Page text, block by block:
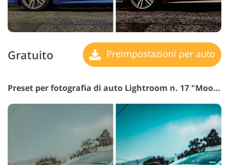
Gratuito Preimpostazioni per auto
Preset per fotografia di auto Lightroom n. 17 "Moody"